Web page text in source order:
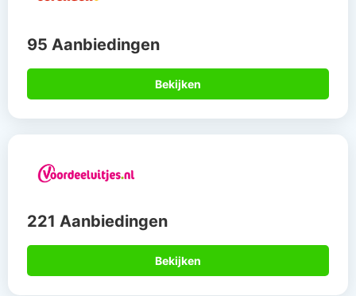
95 Aanbiedingen
Bekijken
221 Aanbiedingen
Bekijken